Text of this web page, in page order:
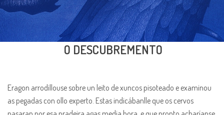
O DESCUBREMENTO
Eragon arrodillouse sobre un leito de xuncos pisoteado e examinou
as pegadas con ollo experto. Estas indicábanlle que os cervos